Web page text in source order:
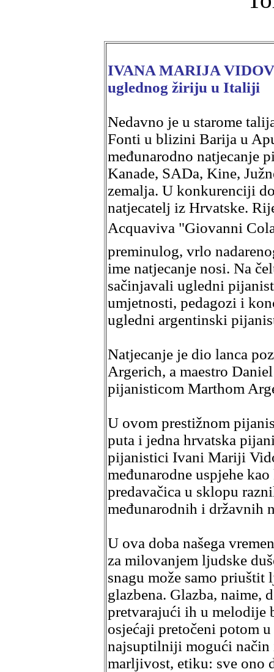
IVANA MARIJA
uglednog žiriju u Italiji
Nedavno je u starome
Fonti u blizini Barija u
međunarodno natjecanje
Kanade, SADa, Kine,
zemalja. U konkurenciji
natjecatelj iz Hrvatske.
Acquaviva "Giovanni
preminulog, vrlo
ime natjecanje nosi. Na
sačinjavali ugledni
umjetnosti, pedagozi i
ugledni argentinski
Natjecanje je dio lanca
Argerich, a maestro
pijanisticom Marthom
U ovom prestižnom
puta i jedna hrvatska
pijanistici Ivani Mariji
međunarodne uspjehe
predavačica u sklopu
međunarodnih i državnih
U ova doba našega
za milovanjem ljudske
snagu može samo
glazbena. Glazba, naime,
pretvarajući ih u melodije
osjećaji pretočeni potom
najsuptilniji mogući način
marljivost, etiku: sve ono